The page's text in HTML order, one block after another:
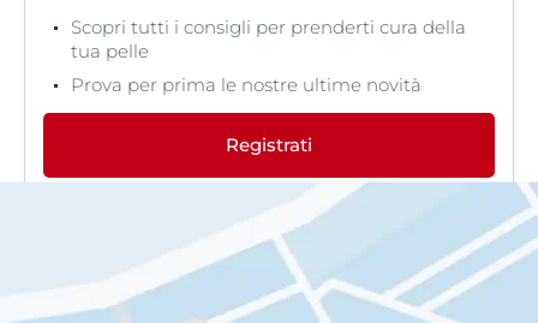
Scopri tutti i consigli per prenderti cura della
tua pelle
Prova per prima le nostre ultime novità
Registrati